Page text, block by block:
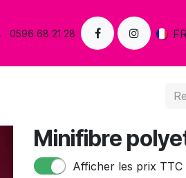
0596 68 21 28 FR
Minifibre
Afficher les prix TTC